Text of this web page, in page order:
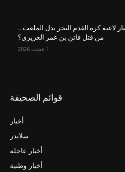
لاعبة كرة القدم البحر بدل الملعب…
من قتل فاتن بن عمر العزيزي؟
1 غشت 2026
قوائم الصحيفة
أخبار
سلايدر
أخبار عاجلة
أخبار وطنية